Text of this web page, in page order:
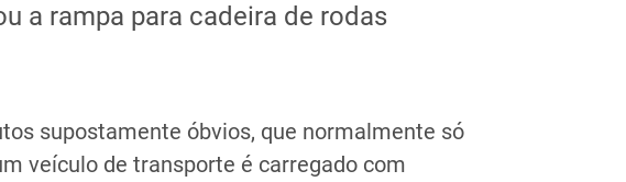
a rampa para cadeira de rodas
supostamente óbvios, que normalmente só
veículo de transporte é carregado com